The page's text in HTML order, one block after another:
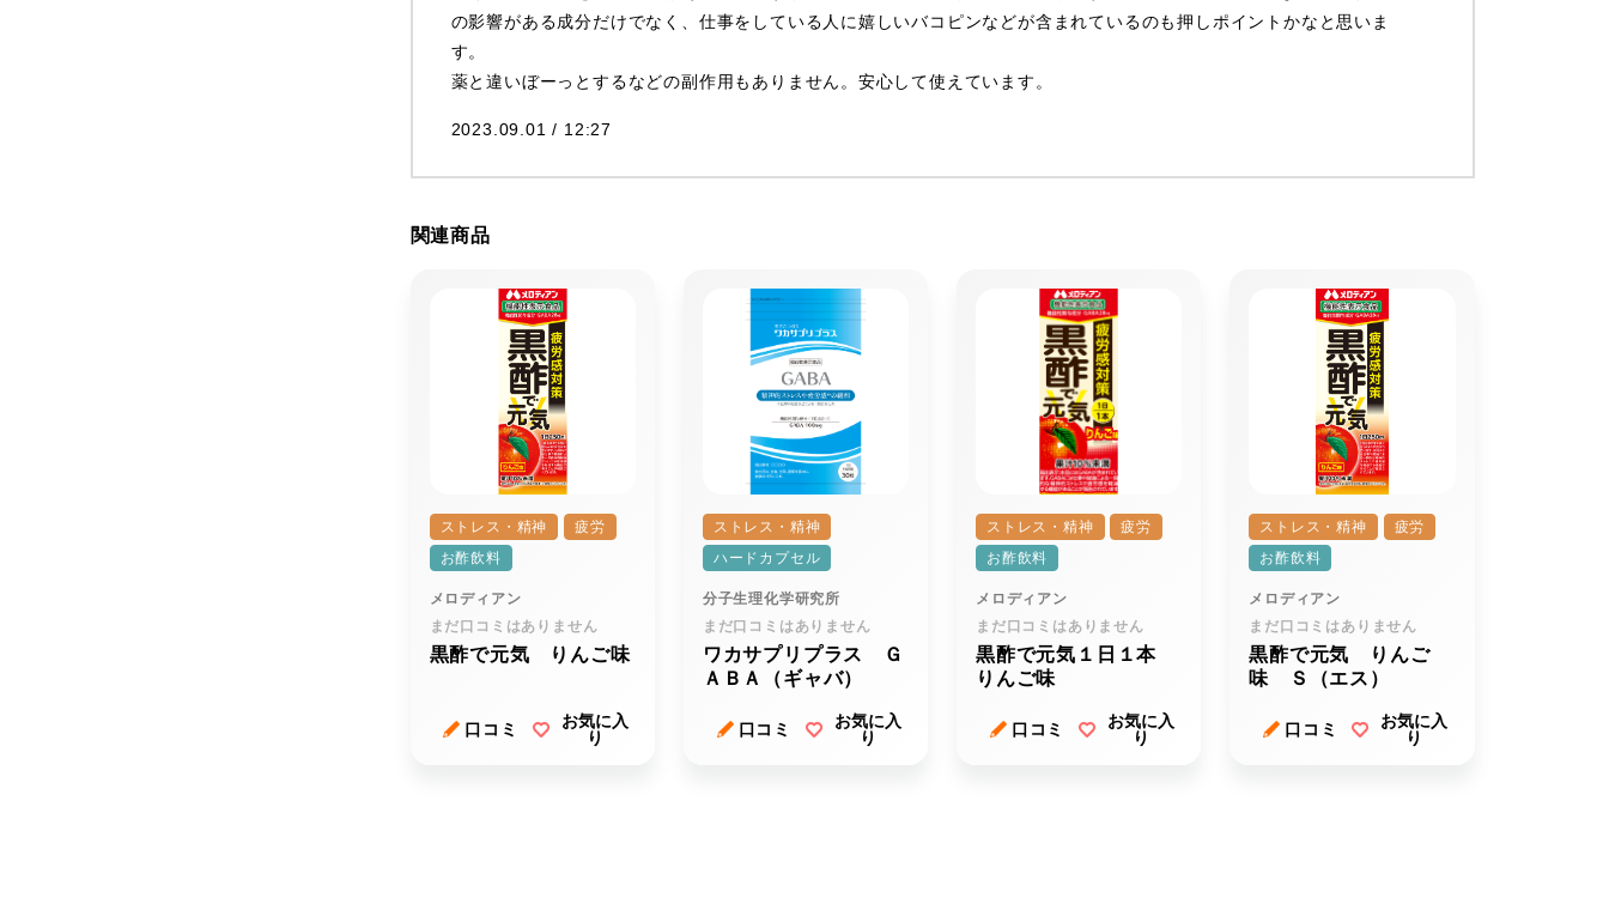
の影響がある成分だけでなく、仕事をしている人に嬉しいバコピンなどが含まれているのも押しポイントかなと思いま
す。
薬と違いぼーっとするなどの副作用もありません。安心して使えています。
2023.09.01 / 12:27
関連商品
ストレス・精神
疲労
お酢飲料
メロディアン
まだ口コミはありません
黒酢で元気 りんご味
口コミ
お気に入
り
ストレス・精神
ハードカプセル
分子生理化学研究所
まだ口コミはありません
ワカサプリプラス Ｇ
ＡＢＡ（ギャバ）
口コミ
お気に入
り
ストレス・精神
疲労
お酢飲料
メロディアン
まだ口コミはありません
黒酢で元気１日１本
りんご味
口コミ
お気に入
り
ストレス・精神
疲労
お酢飲料
メロディアン
まだ口コミはありません
黒酢で元気 りんご
味 Ｓ（エス）
口コミ
お気に入
り